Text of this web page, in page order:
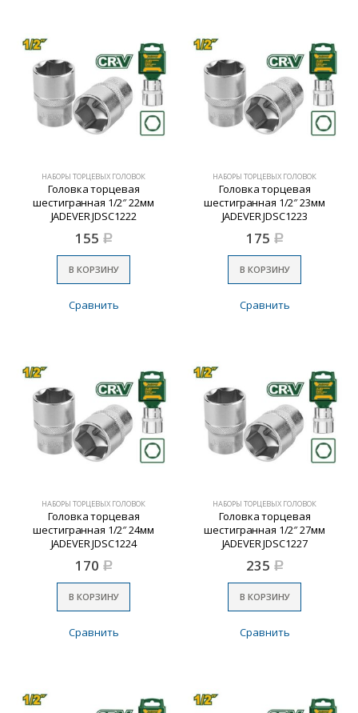
НАБОРЫ ТОРЦЕВЫХ ГОЛОВОК
Головка торцевая
шестигранная 1/2″ 22мм
JADEVER JDSC1222
155 Р
В КОРЗИНУ
Сравнить
НАБОРЫ ТОРЦЕВЫХ ГОЛОВОК
Головка торцевая
шестигранная 1/2″ 23мм
JADEVER JDSC1223
175 Р
В КОРЗИНУ
Сравнить
НАБОРЫ ТОРЦЕВЫХ ГОЛОВОК
Головка торцевая
шестигранная 1/2″ 24мм
JADEVER JDSC1224
170 Р
В КОРЗИНУ
Сравнить
НАБОРЫ ТОРЦЕВЫХ ГОЛОВОК
Головка торцевая
шестигранная 1/2″ 27мм
JADEVER JDSC1227
235 Р
В КОРЗИНУ
Сравнить